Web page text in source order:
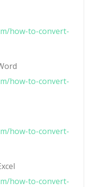
how-to-convert-
how-to-convert-
how-to-convert-
how-to-convert-